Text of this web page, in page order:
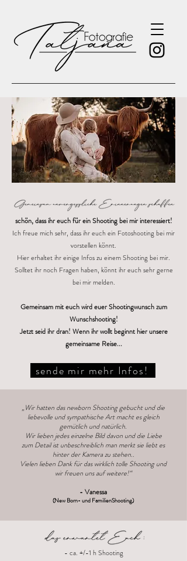
schön, dass ihr euch für ein Shooting bei mir interessiert!
Ich freue mich sehr, dass ihr euch ein Fotoshooting bei mir
vorstellen könnt.
Hier erhaltet ihr einige Infos zu einem Shooting bei mir.
Solltet ihr noch Fragen haben, könnt ihr euch sehr gerne
bei mir melden.
Gemeinsam mit euch wird euer Shootingwunsch zum
Wunschshooting!
Jetzt seid ihr dran! Wenn ihr wollt beginnt hier unsere
gemeinsame Reise...
sende mir mehr Infos!
„Wir hatten das newborn Shooting gebucht und die
liebevolle und sympathische Art macht es gleich
gemütlich und natürlich.
Wir lieben jedes einzelne Bild davon und die Liebe
zum Detail ist unbeschreiblich man merkt sie liebt es
hinter der Kamera zu stehen..
Vielen lieben Dank für das wirklich tolle Shooting und
wir freuen uns auf weitere!“
- Vanessa
(New Born- und FamilienShooting)
- ca. +/-1 h Shooting